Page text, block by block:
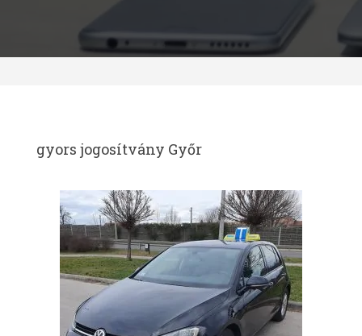
gyors jogosítvány Győr